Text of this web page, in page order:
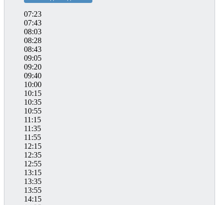
07:23
07:43
08:03
08:28
08:43
09:05
09:20
09:40
10:00
10:15
10:35
10:55
11:15
11:35
11:55
12:15
12:35
12:55
13:15
13:35
13:55
14:15